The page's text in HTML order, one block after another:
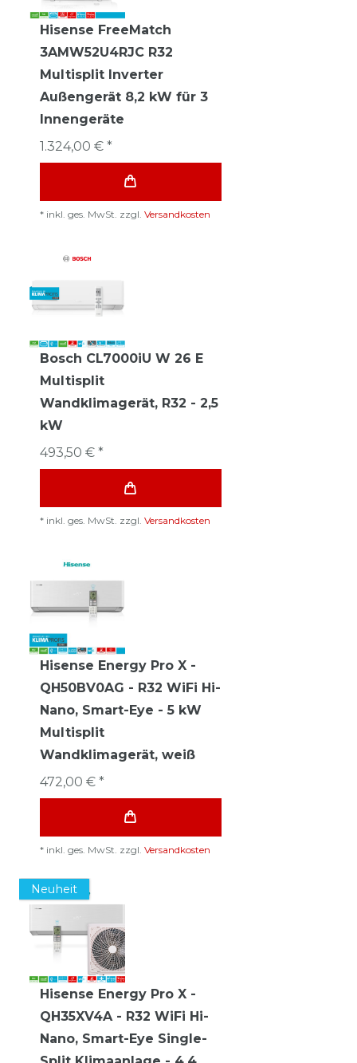
Hisense FreeMatch
3AMW52U4RJC R32
Multisplit Inverter
Außengerät 8,2 kW für 3
Innengeräte
1.324,00 € *
* inkl. ges. MwSt. zzgl. Versandkosten
Bosch CL7000iU W 26 E
Multisplit
Wandklimagerät, R32 - 2,5
kW
493,50 € *
* inkl. ges. MwSt. zzgl. Versandkosten
Hisense Energy Pro X -
QH50BV0AG - R32 WiFi Hi-
Nano, Smart-Eye - 5 kW
Multisplit
Wandklimagerät, weiß
472,00 € *
* inkl. ges. MwSt. zzgl. Versandkosten
Neuheit
Hisense Energy Pro X -
QH35XV4A - R32 WiFi Hi-
Nano, Smart-Eye Single-